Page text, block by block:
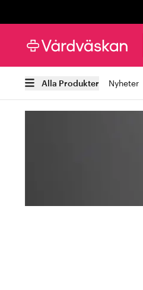
Alla Produkter Nyheter